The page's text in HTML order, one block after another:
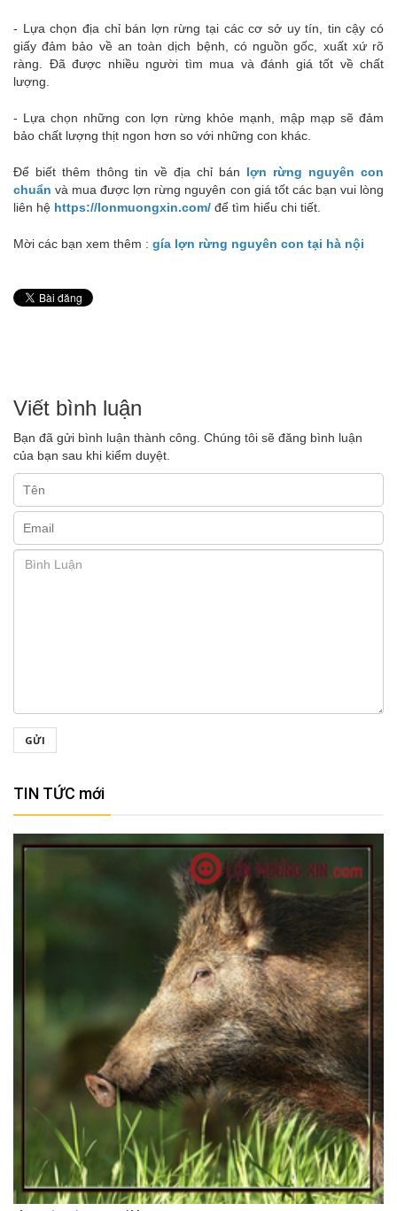
- Lựa chọn địa chỉ bán lợn rừng tại các cơ sở uy tín, tin cậy có
giấy đảm bảo về an toàn dịch bệnh, có nguồn gốc, xuất xứ rõ
ràng. Đã được nhiều người tìm mua và đánh giá tốt về chất
lượng.
- Lựa chọn những con lợn rừng khỏe mạnh, mập mạp sẽ đảm
bảo chất lượng thịt ngon hơn so với những con khác.
Để biết thêm thông tin về địa chỉ bán lợn rừng nguyên con
chuẩn và mua được lợn rừng nguyên con giá tốt các bạn vui lòng
liên hệ https://lonmuongxin.com/ để tìm hiểu chi tiết.
Mời các bạn xem thêm : gía lợn rừng nguyên con tại hà nội
Viết bình luận
Bạn đã gửi bình luận thành công. Chúng tôi sẽ đăng bình luận
của bạn sau khi kiểm duyệt.
GỬI
TIN TỨC mới